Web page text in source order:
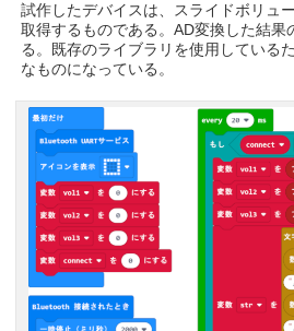
試作したデバイスは、スライドボリュ
取得するものである。AD変換した結果
る。既存のライブラリを使用している
なものになっている。